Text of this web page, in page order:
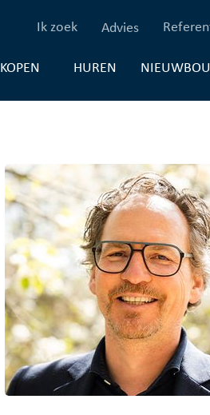
Ik zoek(Ik zoek)
Advies
KOPEN HUREN (HUREN)